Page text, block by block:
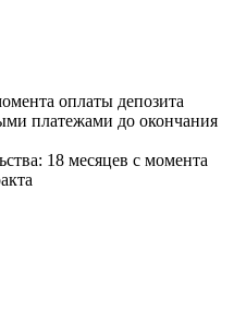
оплаты депозита
платежами до окончания
18 месяцев с момента